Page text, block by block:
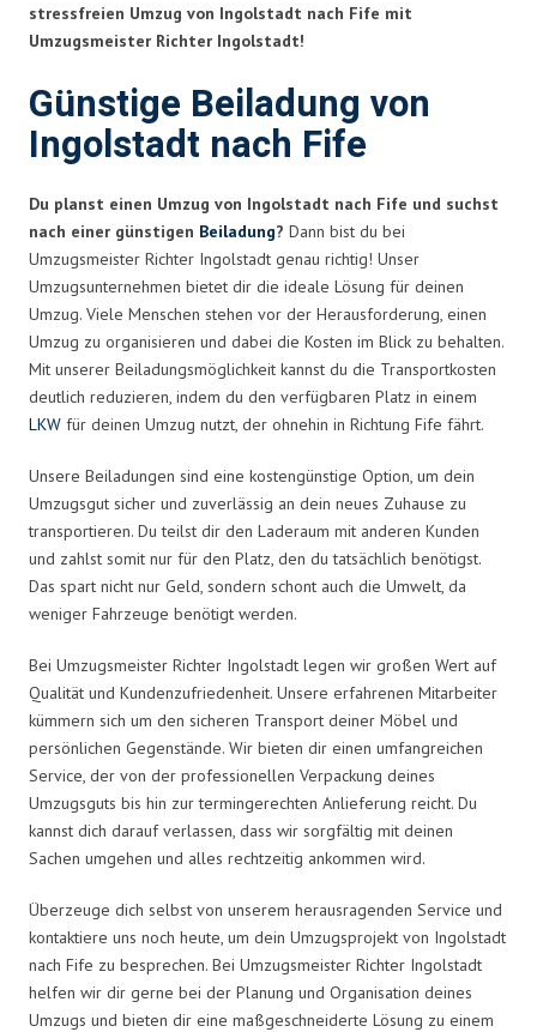
stressfreien Umzug von Ingolstadt nach Fife mit
Umzugsmeister Richter Ingolstadt!
Günstige Beiladung von
Ingolstadt nach Fife
Du planst einen Umzug von Ingolstadt nach Fife und suchst
nach einer günstigen Beiladung? Dann bist du bei
Umzugsmeister Richter Ingolstadt genau richtig! Unser
Umzugsunternehmen bietet dir die ideale Lösung für deinen
Umzug. Viele Menschen stehen vor der Herausforderung, einen
Umzug zu organisieren und dabei die Kosten im Blick zu behalten.
Mit unserer Beiladungsmöglichkeit kannst du die Transportkosten
deutlich reduzieren, indem du den verfügbaren Platz in einem
LKW für deinen Umzug nutzt, der ohnehin in Richtung Fife fährt.
Unsere Beiladungen sind eine kostengünstige Option, um dein
Umzugsgut sicher und zuverlässig an dein neues Zuhause zu
transportieren. Du teilst dir den Laderaum mit anderen Kunden
und zahlst somit nur für den Platz, den du tatsächlich benötigst.
Das spart nicht nur Geld, sondern schont auch die Umwelt, da
weniger Fahrzeuge benötigt werden.
Bei Umzugsmeister Richter Ingolstadt legen wir großen Wert auf
Qualität und Kundenzufriedenheit. Unsere erfahrenen Mitarbeiter
kümmern sich um den sicheren Transport deiner Möbel und
persönlichen Gegenstände. Wir bieten dir einen umfangreichen
Service, der von der professionellen Verpackung deines
Umzugsguts bis hin zur termingerechten Anlieferung reicht. Du
kannst dich darauf verlassen, dass wir sorgfältig mit deinen
Sachen umgehen und alles rechtzeitig ankommen wird.
Überzeuge dich selbst von unserem herausragenden Service und
kontaktiere uns noch heute, um dein Umzugsprojekt von Ingolstadt
nach Fife zu besprechen. Bei Umzugsmeister Richter Ingolstadt
helfen wir dir gerne bei der Planung und Organisation deines
Umzugs und bieten dir eine maßgeschneiderte Lösung zu einem